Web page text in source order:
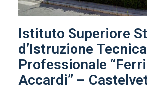
Istituto Superiore
d’Istruzione
Professionale
Accardi” –